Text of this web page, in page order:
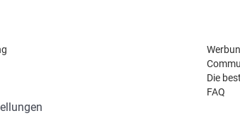
Die
FAQ